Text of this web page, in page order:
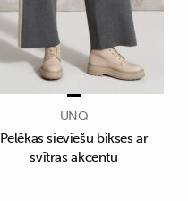
UNQ
Pelēkas sieviešu bikses ar
svītras akcentu